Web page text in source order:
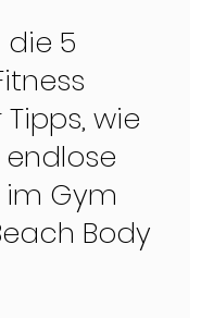
die 5
wie
Gym
Body